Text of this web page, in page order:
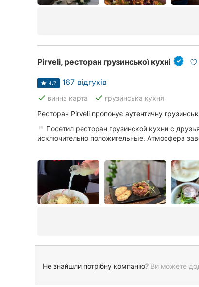
Pirveli, ресторан грузинської кухні
4.7 167 відгуків
done винна карта done грузинська кухня
Ресторан Pirveli пропонує аутентичну
Посетил ресторан грузинской кухни с
исключительно положительные. Атмосфера
Не знайшли потрібну компанію? Ви можете